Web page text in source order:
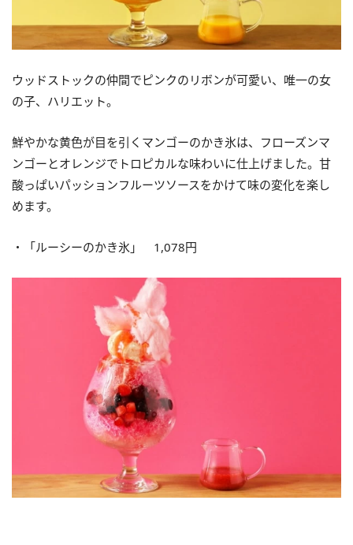
ウッドストックの仲間でピンクのリボンが可愛い、唯一の女
の子、ハリエット。
鮮やかな黄色が目を引くマンゴーのかき氷は、フローズンマ
ンゴーとオレンジでトロピカルな味わいに仕上げました。甘
酸っぱいパッションフルーツソースをかけて味の変化を楽し
めます。
・「ルーシーのかき氷」 1,078円